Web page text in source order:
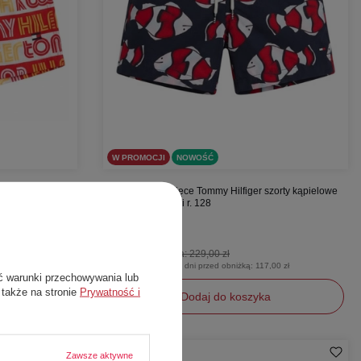
W PROMOCJI NOWOŚĆ
Spodenki chłopięce Tommy Hilfiger szorty kąpielowe
granatowe z rybki r. 128
Cena katalogowa:229,00 zł
Najniższa cena z 30 dni przed obniżką: 117,00 zł
Dodaj do koszyka
128
warunki przechowywania lub
na stronie Prywatność i
Zawsze aktywne